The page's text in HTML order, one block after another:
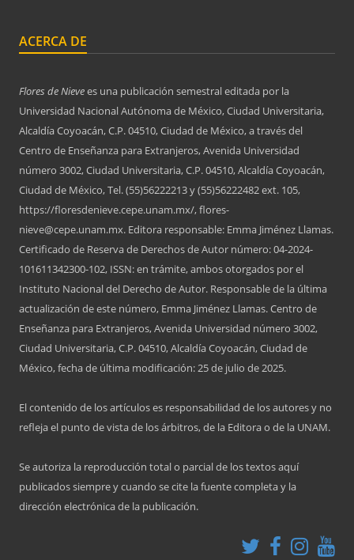
ACERCA DE
Flores de Nievees una publicación semestral editada por la
Universidad Nacional Autónoma de México, Ciudad Universitaria,
Alcaldía Coyoacán, C.P. 04510, Ciudad de México, a través del
Centro de Enseñanza para Extranjeros, Avenida Universidad
número 3002, Ciudad Universitaria, C.P. 04510, Alcaldía Coyoacán,
Ciudad de México, Tel. (55)56222213 y (55)56222482 ext. 105,
https://floresdenieve.cepe.unam.mx/, flores-
nieve@cepe.unam.mx. Editora responsable: Emma Jiménez Llamas.
Certificado de Reserva de Derechos de Autor número: 04-2024-
101611342300-102, ISSN: en trámite, ambos otorgados por el
Instituto Nacional del Derecho de Autor. Responsable de la última
actualización de este número, Emma Jiménez Llamas. Centro de
Enseñanza para Extranjeros, Avenida Universidad número 3002,
Ciudad Universitaria, C.P. 04510, Alcaldía Coyoacán, Ciudad de
México, fecha de última modificación: 25 de julio de 2025.
El contenido de los artículos es responsabilidad de los autores y no
refleja el punto de vista de los árbitros, de la Editora o de la UNAM.
Se autoriza la reproducción total o parcial de los textos aquí
publicados siempre y cuando se cite la fuente completa y la
dirección electrónica de la publicación.